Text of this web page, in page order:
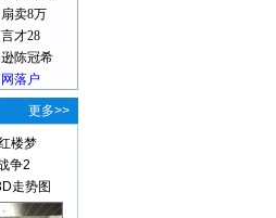
更多>>
楼梦
争2
走势图